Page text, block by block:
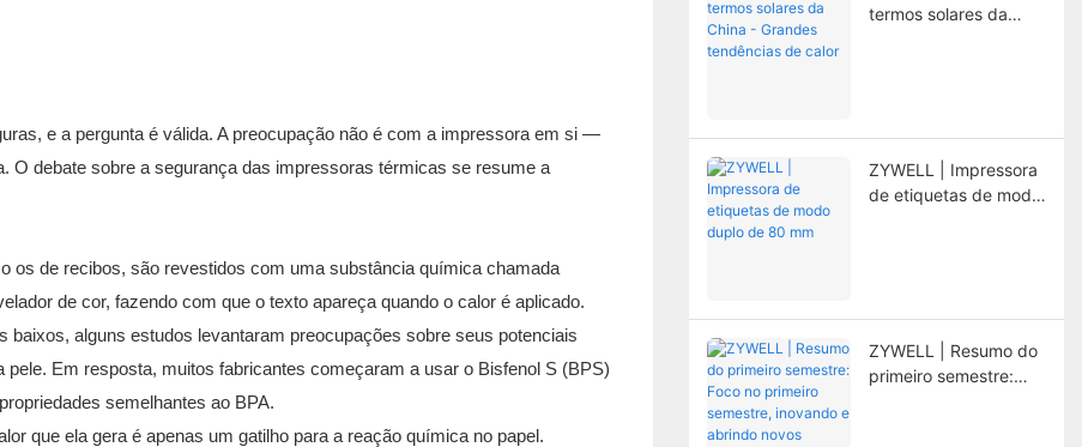
e a pergunta é válida. A preocupação não é com a impressora em si —
debate sobre a segurança das impressoras térmicas se resume a
os de recibos, são revestidos com uma substância química chamada
de cor, fazendo com que o texto apareça quando o calor é aplicado.
baixos, alguns estudos levantaram preocupações sobre seus potenciais
Em resposta, muitos fabricantes começaram a usar o Bisfenol S (BPS)
semelhantes ao BPA.
que ela gera é apenas um gatilho para a reação química no papel.
termos solares da
ZYWELL | Impressora
de etiquetas de modo
ZYWELL | Resumo do
primeiro semestre: